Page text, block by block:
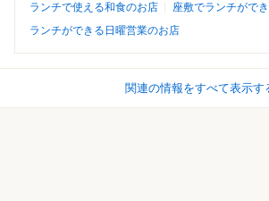
ランチで使える和食のお店
座敷でランチがで
ランチができる日曜営業のお店
関連の情報をすべて表示す